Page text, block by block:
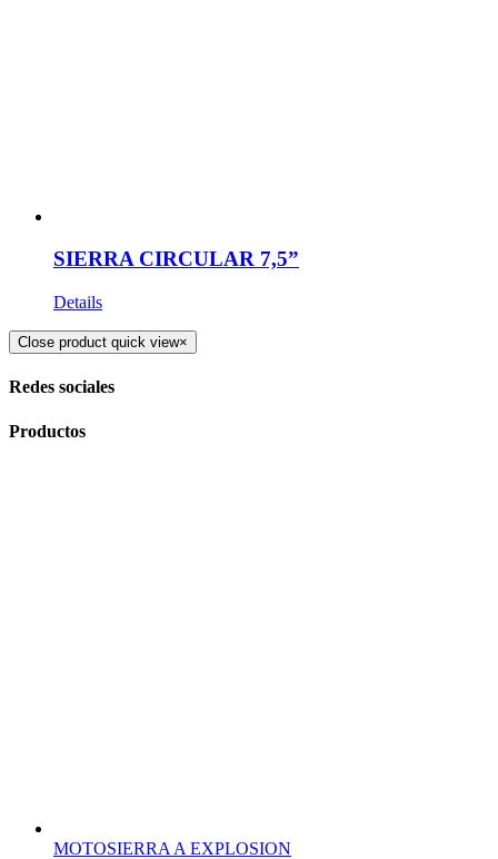
SIERRA CIRCULAR 7,5”
Details
Close product quick view×
Redes sociales
Productos
MOTOSIERRA A EXPLOSION